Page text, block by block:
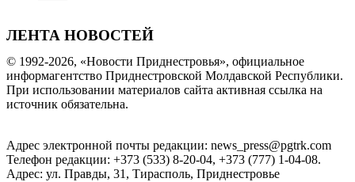
ЛЕНТА НОВОСТЕЙ
© 1992-2026, «Новости Приднестровья», официальное
информагентство Приднестровской Молдавской Республики.
При использовании материалов сайта активная ссылка на
источник обязательна.
Адрес электронной почты редакции: news_press@pgtrk.com
Телефон редакции: +373 (533) 8-20-04, +373 (777) 1-04-08.
Адрес: ул. Правды, 31, Тирасполь, Приднестровье